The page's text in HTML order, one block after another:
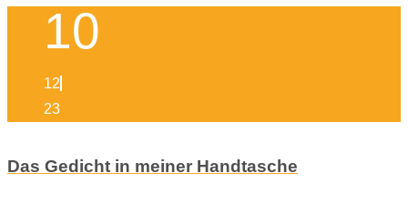
10
12
23
Das Gedicht in meiner Handtasche